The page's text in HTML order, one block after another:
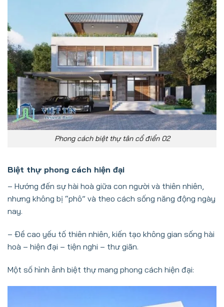
Phong cách biệt thự tân cổ điển 02
Biệt thự phong cách hiện đại
– Hướng đến sự hài hoà giữa con người và thiên nhiên,
nhưng không bị “phô” và theo cách sống năng động ngày
nay.
– Đề cao yếu tố thiên nhiên, kiến tạo không gian sống hài
hoà – hiện đại – tiện nghi – thư giãn.
Một số hình ảnh biệt thự mang phong cách hiện đại: